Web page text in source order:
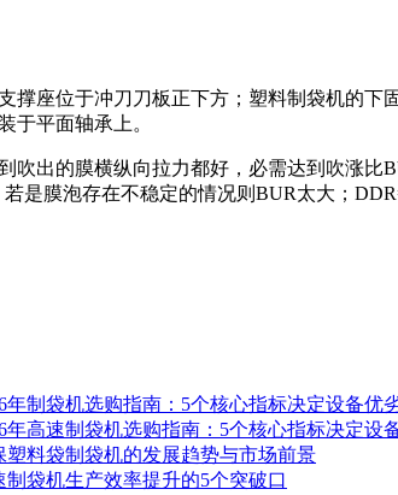
撑座位于冲刀刀板正下方；塑料制袋机的
于平面轴承上。
吹出的膜横纵向拉力都好，必需达到吹涨
是膜泡存在不稳定的情况则BUR太大；
年制袋机选购指南：5个核心指标决定设备优
年高速制袋机选购指南：5个核心指标决定设
塑料袋制袋机的发展趋势与市场前景
制袋机生产效率提升的5个突破口